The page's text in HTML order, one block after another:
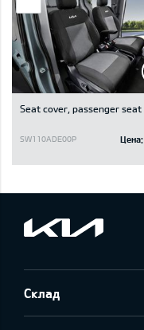
Seat cover, passenger seat
SW110ADE00P Цена:
Склад